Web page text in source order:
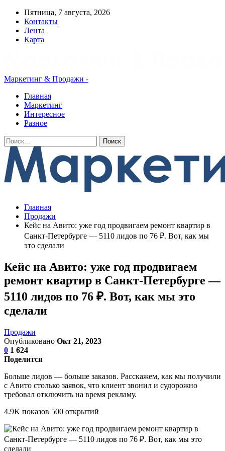
Пятница, 7 августа, 2026
Контакты
Лента
Карта
Маркетинг & Продажи -
Главная
Маркетинг
Интересное
Разное
Главная
Продажи
Кейс на Авито: уже год продвигаем ремонт квартир в
Санкт-Петербурге — 5110 лидов по 76 ₽. Вот, как мы
это сделали
Кейс на Авито: уже год продвигаем
ремонт квартир в Санкт-Петербурге —
5110 лидов по 76 ₽. Вот, как мы это
сделали
Продажи
Опубликовано Окт 21, 2023
0 1 624
Поделится
Больше лидов — больше заказов. Расскажем, как мы получили
с Авито столько заявок, что клиент звонил и судорожно
требовал отключить на время рекламу.
4.9K показов 500 открытий